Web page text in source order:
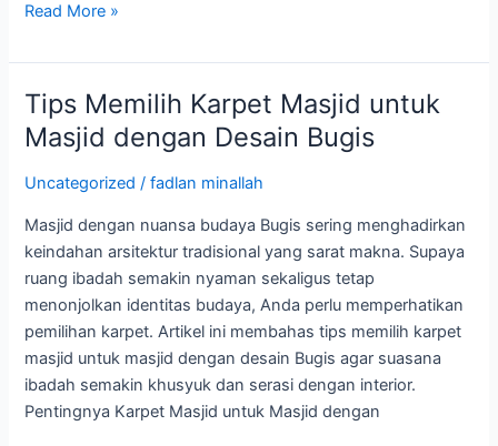
Read More »
Tips Memilih Karpet Masjid untuk
Masjid dengan Desain Bugis
Uncategorized /fadlan minallah
Masjid dengan nuansa budaya Bugis sering menghadirkan
keindahan arsitektur tradisional yang sarat makna. Supaya
ruang ibadah semakin nyaman sekaligus tetap
menonjolkan identitas budaya, Anda perlu memperhatikan
pemilihan karpet. Artikel ini membahas tips memilih karpet
masjid untuk masjid dengan desain Bugis agar suasana
ibadah semakin khusyuk dan serasi dengan interior.
Pentingnya Karpet Masjid untuk Masjid dengan
Tips
Memilih
Karpet
Masjid
Masjid
dengan
Desain
Bugis